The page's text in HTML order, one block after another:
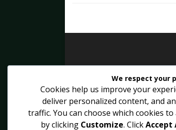
We respect your
Cookies help us improve your
deliver personalized content, and
traffic. You can choose which cookies to
by clicking Customize. ClickAccept